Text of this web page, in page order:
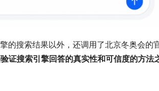
的搜索结果以外，还调用了北京冬奥会的
证搜索引擎回答的真实性和可信度的方法